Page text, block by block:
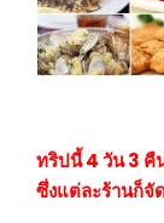
ทริปนี้ 4 วัน 3 คื
ซึ่งแต่ละร้านก็จั